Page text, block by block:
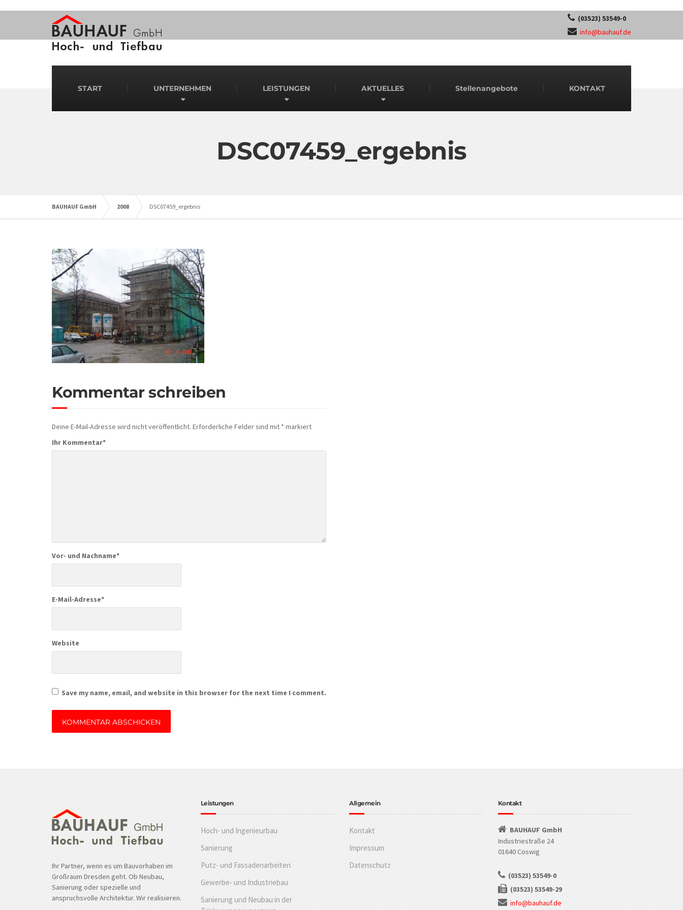
(03523) 53549-0
info@bauhauf.de
START UNTERNEHMEN LEISTUNGEN AKTUELLES Stellenangebote KONTAKT
DSC07459_ergebnis
BAUHAUF GmbH 2008 DSC07459_ergebnis
Kommentar schreiben
Deine E-Mail-Adresse wird nicht veröffentlicht. Erforderliche Felder sind mit * markiert
Ihr Kommentar*
Vor- und Nachname*
E-Mail-Adresse*
Website
Save my name, email, and website in this browser for the next time I comment.
Ihr Partner, wenn es um Bauvorhaben im
Großraum Dresden geht. Ob Neubau,
Sanierung oder spezielle und
anspruchsvolle Architektur. Wir realisieren.
Leistungen
Hoch- und Ingenieurbau
Sanierung
Putz- und Fassadenarbeiten
Gewerbe- und Industriebau
Sanierung und Neubau in der
Allgemein
Kontakt
Impressum
Datenschutz
Kontakt
BAUHAUF GmbH
Industriestraße 24
01640 Coswig
(03523) 53549-0
(03523) 53549-29
info@bauhauf.de